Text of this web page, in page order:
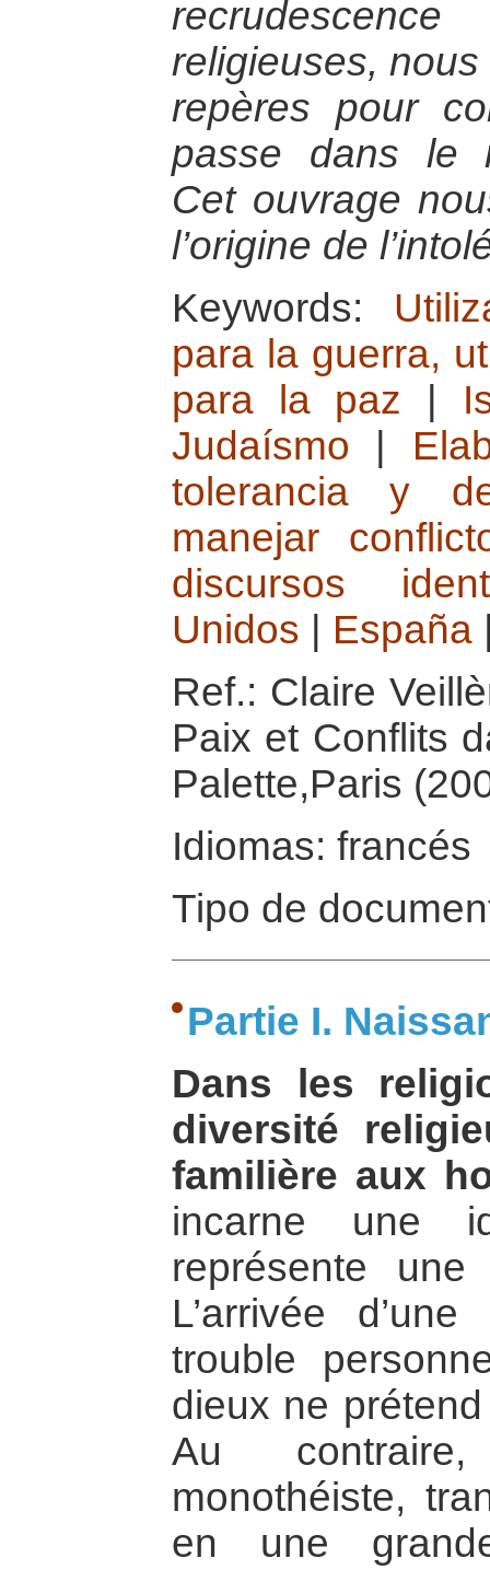
religieuses,
repères pour
passe dans le
Cet ouvrage
l’origine de
Keywords:
para la guerra,
para la paz
Judaísmo
tolerancia y
manejar
discursos
Unidos
España
Ref.: Claire
Paix et Conflits
Palette,Paris
Idiomas: francés
Tipo de
Partie I.
Dans les
diversité
familière aux
incarne une
représente
L’arrivée
trouble
dieux ne
Au
monothéiste,
en une